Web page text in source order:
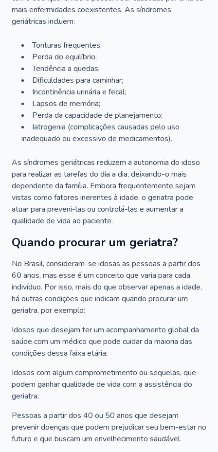
mais enfermidades coexistentes. As síndromes
geriátricas incluem:
Tonturas frequentes;
Perda do equilíbrio;
Tendência a quedas;
Dificuldades para caminhar;
Incontinência urinária e fecal;
Lapsos de memória;
Perda da capacidade de planejamento;
Iatrogenia (complicações causadas pelo uso
inadequado ou excessivo de medicamentos).
As síndromes geriátricas reduzem a autonomia do idoso
para realizar as tarefas do dia a dia, deixando-o mais
dependente da família. Embora frequentemente sejam
vistas como fatores inerentes à idade, o geriatra pode
atuar para preveni-las ou controlá-las e aumentar a
qualidade de vida ao paciente.
Quando procurar um geriatra?
No Brasil, consideram-se idosas as pessoas a partir dos
60 anos, mas esse é um conceito que varia para cada
indivíduo. Por isso, mais do que observar apenas a idade,
há outras condições que indicam quando procurar um
geriatra, por exemplo:
Idosos que desejam ter um acompanhamento global da
saúde com um médico que pode cuidar da maioria das
condições dessa faixa etária;
Idosos com algum comprometimento ou sequelas, que
podem ganhar qualidade de vida com a assistência do
geriatra;
Pessoas a partir dos 40 ou 50 anos que desejam
prevenir doenças que podem prejudicar seu bem-estar no
futuro e que buscam um envelhecimento saudável.